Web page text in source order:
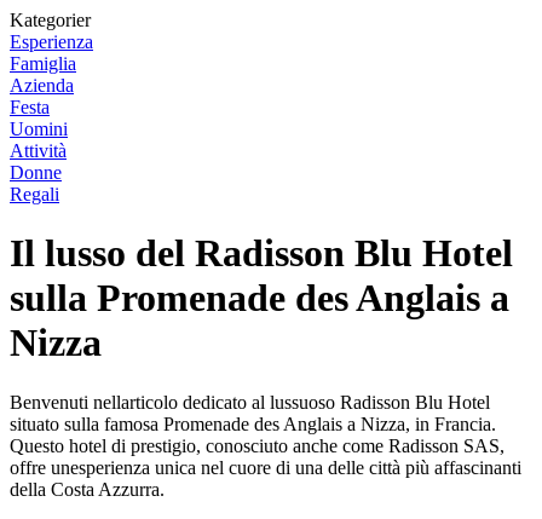
Kategorier
Esperienza
Famiglia
Azienda
Festa
Uomini
Attività
Donne
Regali
Il lusso del Radisson Blu Hotel
sulla Promenade des Anglais a
Nizza
Benvenuti nellarticolo dedicato al lussuoso Radisson Blu Hotel
situato sulla famosa Promenade des Anglais a Nizza, in Francia.
Questo hotel di prestigio, conosciuto anche come Radisson SAS,
offre unesperienza unica nel cuore di una delle città più affascinanti
della Costa Azzurra.